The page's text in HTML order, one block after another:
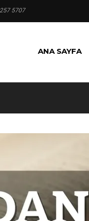
5707
ANA SAYFA